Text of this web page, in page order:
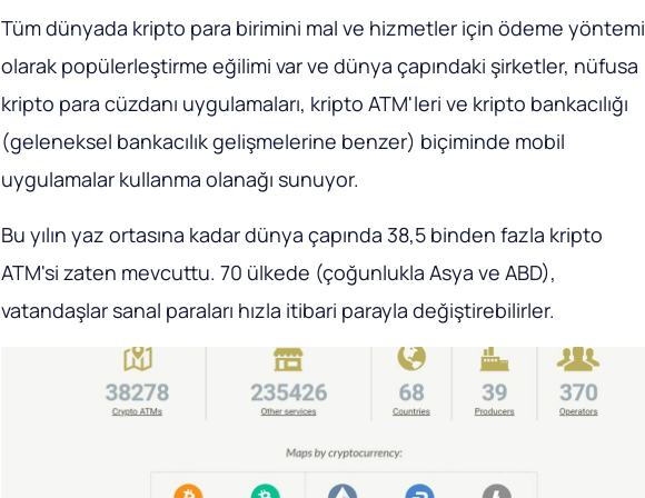
Tüm dünyada kripto para birimini mal ve hizmetler için ödeme yöntemi
olarak popülerleştirme eğilimi var ve dünya çapındaki şirketler, nüfusa
kripto para cüzdanı uygulamaları, kripto ATM'leri ve kripto bankacılığı
(geleneksel bankacılık gelişmelerine benzer) biçiminde mobil
uygulamalar kullanma olanağı sunuyor.
Bu yılın yaz ortasına kadar dünya çapında 38,5 binden fazla kripto
ATM'si zaten mevcuttu. 70 ülkede (çoğunlukla Asya ve ABD),
vatandaşlar sanal paraları hızla itibari parayla değiştirebilirler.